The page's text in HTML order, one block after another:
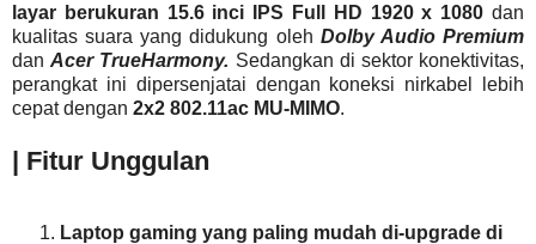
layar berukuran 15.6 inci IPS Full HD 1920 x 1080 dan
kualitas suara yang didukung oleh Dolby Audio Premium
danAcer TrueHarmony. Sedangkan di sektor konektivitas,
perangkat ini dipersenjatai dengan koneksi nirkabel lebih
cepat dengan 2x2 802.11ac MU-MIMO.
| Fitur Unggulan
Laptop gaming yang paling mudah di-upgrade di